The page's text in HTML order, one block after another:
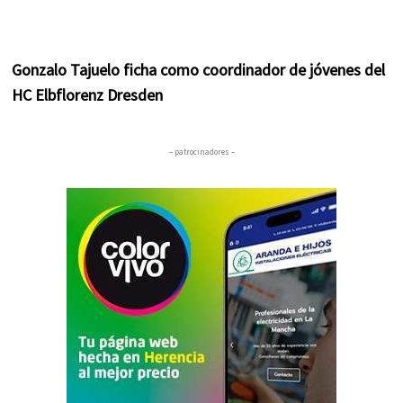
Gonzalo Tajuelo ficha como coordinador de jóvenes del
HC Elbflorenz Dresden
– patrocinadores –